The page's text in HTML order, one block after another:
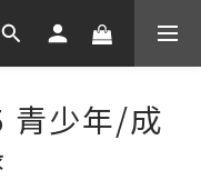
青少年/成